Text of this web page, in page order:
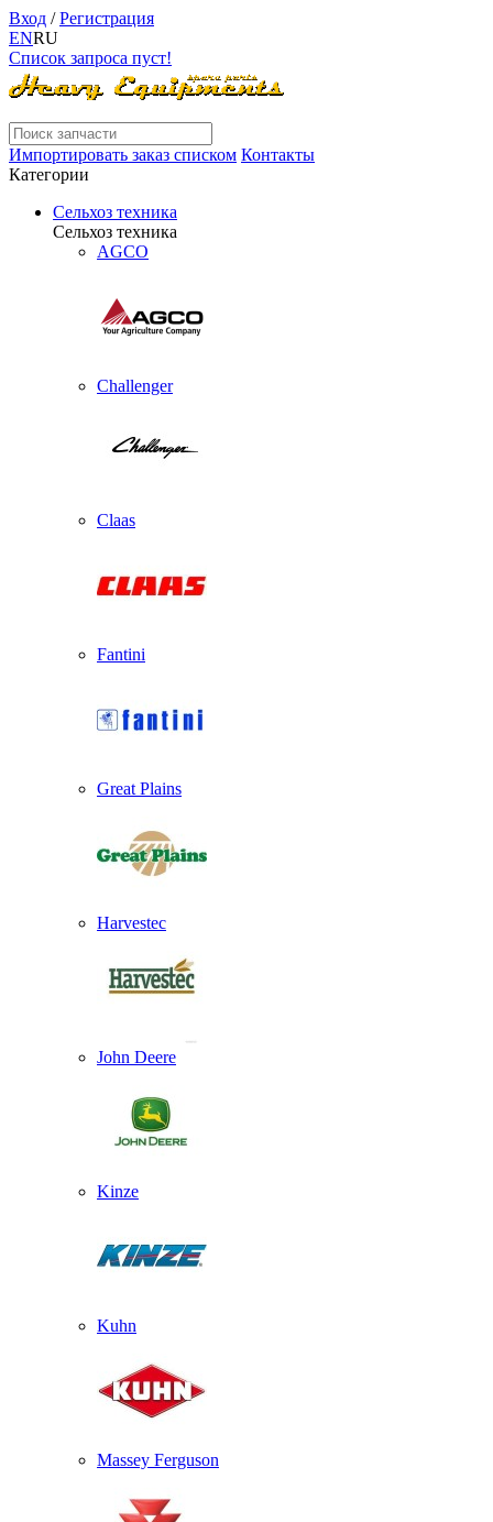
Вход /Регистрация
ENRU
Список запроса пуст!
Импортировать заказ списком Контакты
Категории
Сельхоз техника
Сельхоз техника
AGCO
Challenger
Claas
Fantini
Great Plains
Harvestec
John Deere
Kinze
Kuhn
Massey Ferguson